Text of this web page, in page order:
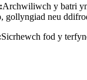
Archwiliwch y batri
gollyngiad neu
Sicrhewch fod y